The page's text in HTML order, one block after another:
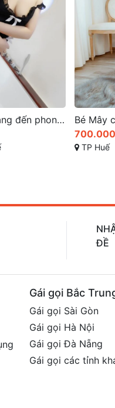
Bé Mây cô gái gọi tại TP Huế nổi bật cuốn hút
Võ Nguyễn
ĐỀ
Gái gọi Bắc
Gái gọi Sài Gòn
Gái gọi Hà Nội
Gái gọi Đà Nẵng
Gái gọi các tỉnh